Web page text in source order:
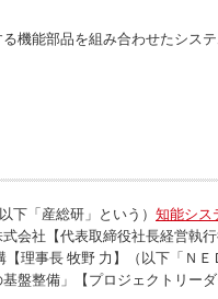
機能部品を組み合わせたシス
下「産総研」という） 知能シス
会社【代表取締役社長経営執
理事長 牧野 力】（以下「Ｎ
盤整備」【プロジェクトリー